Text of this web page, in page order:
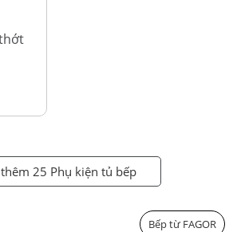
25 Phụ kiện tủ bếp
Bếp từ FAGOR